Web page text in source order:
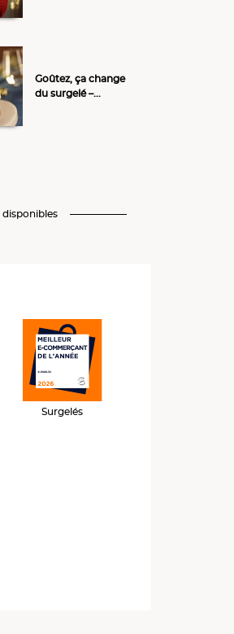
Goûtez, ça change
du surgelé –...
disponibles
Surgelés